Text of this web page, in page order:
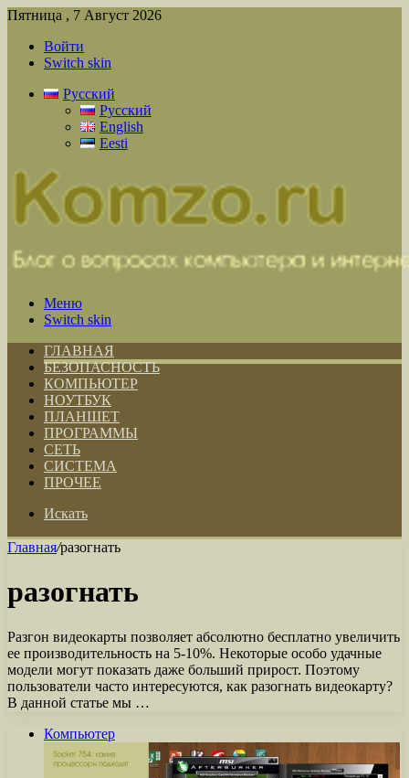
Пятница , 7 Август 2026
Войти
Switch skin
Русский
Русский
English
Eesti
Меню
Switch skin
ГЛАВНАЯ
БЕЗОПАСНОСТЬ
КОМПЬЮТЕР
НОУТБУК
ПЛАНШЕТ
ПРОГРАММЫ
СЕТЬ
СИСТЕМА
ПРОЧЕЕ
Искать
Главная/разогнать
разогнать
Разгон видеокарты позволяет абсолютно бесплатно увеличить
ее производительность на 5-10%. Некоторые особо удачные
модели могут показать даже больший прирост. Поэтому
пользователи часто интересуются, как разогнать видеокарту?
В данной статье мы …
Компьютер